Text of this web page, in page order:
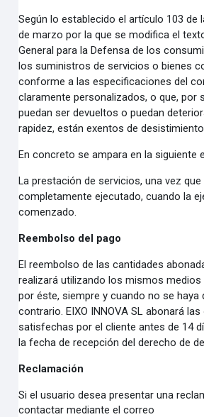
Según lo establecido el artículo 103 de
de marzo por la que se modifica el
General para la Defensa de los
los suministros de servicioso bienes
conforme a las especificaciones del
claramente personalizados, oque, por
puedan ser devueltos o puedan
rapidez, estánexentos de
En concreto se ampara en la siguiente
La prestación de servicios, una vez
completamente ejecutado, cuando la
comenzado.
Reembolso del pago
El reembolso de las cantidades
realizará utilizando los mismos
por éste, siempre y cuando no se haya
contrario.EIXO INNOVA SL abonará
satisfechas por el cliente antes de 14
lafecha de recepción del derecho de
Reclamación
Si el usuario desea presentar una
contactar mediante el correo